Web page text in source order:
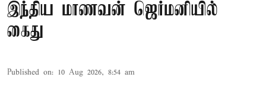
இந்திய மாணவன் ஜெர்மனியில்
கைது
Published on: 10 Aug 2026, 8:54 am